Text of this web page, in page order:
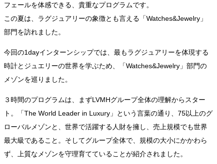
フェールを体感できる、貴重なプログラムです。
この夏は、ラグジュアリーの象徴とも言える「Watches&Jewelry」
部門を訪れました。
今回の1dayインターンシップでは、最もラグジュアリーを体現する
時計とジュエリーの世界を学ぶため、「Watches&Jewelry」部門の
メゾンを巡りました。
３時間のプログラムは、まずLVMHグループ全体の理解からスター
ト。「The World Leader in Luxury」という言葉の通り、75以上のグ
ローバルメゾンと、世界で活躍する人財を擁し、売上規模でも世界
最大級であること。そしてグループ全体で、規模の大小にかかわら
ず、上質なメゾンを守理育てていることが紹介されました。